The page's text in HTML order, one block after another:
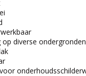
op diverse ondergronden